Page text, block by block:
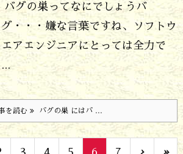
バグの巣ってなにでしょう バ
グ・・・嫌な言葉ですね、ソフトウ
エアエンジニアにとっては全力で
...
を読む バグの巣 にはバ ...